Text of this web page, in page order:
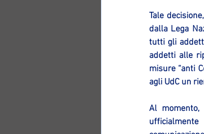
Tale
dalla Lega
tutti gli
addetti alle
misure “anti
agli UdC un
Al